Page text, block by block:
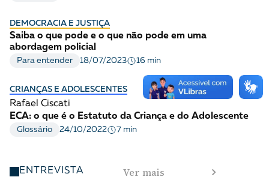
DEMOCRACIA E JUSTIÇA
Saiba o que pode e o que não pode em uma
abordagem policial
Para entender 18/07/2023 16 min
CRIANÇAS E ADOLESCENTES
Rafael Ciscati
ECA: o que é o Estatuto da Criança e do Adolescente
Glossário 24/10/2022 7 min
ENTREVISTA Ver mais